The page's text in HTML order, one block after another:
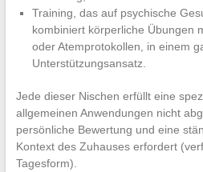
Training, das auf psychische
kombiniert körperliche Übungen
oder Atemprotokollen, in einem
Unterstützungsansatz.
Jede dieser Nischen erfüllt eine
allgemeinen Anwendungen nicht
persönliche Bewertung und eine
Kontext des Zuhauses erfordert
Tagesform).